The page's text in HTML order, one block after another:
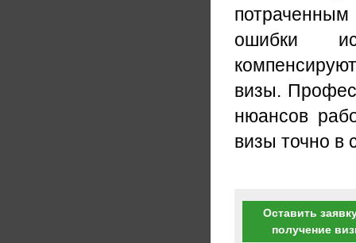
ошибки
визы.
нюансов
визы точно в
Оставить
получение